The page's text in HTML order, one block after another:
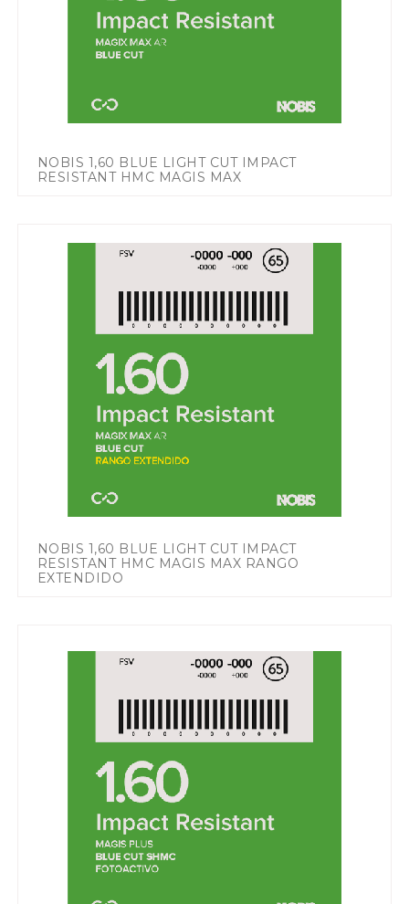
NOBIS 1,60 BLUE LIGHT CUT IMPACT
RESISTANT HMC MAGIS MAX
NOBIS 1,60 BLUE LIGHT CUT IMPACT
RESISTANT HMC MAGIS MAX RANGO
EXTENDIDO